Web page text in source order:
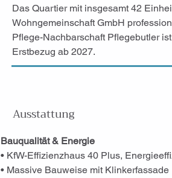
Das Quartier mit insgesamt 42
Wohngemeinschaft GmbH
Pflege-Nachbarschaft Pflegebutler
Erstbezug ab 2027.
Ausstattung
Bauqualität & Energie
• KfW-Effizienzhaus 40 Plus,
• Massive Bauweise mit Klinkerfassade